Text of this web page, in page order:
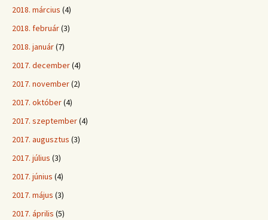
2018. március (4)
2018. február(3)
2018. január(7)
2017. december(4)
2017. november(2)
2017. október(4)
2017. szeptember(4)
2017. augusztus (3)
2017. július (3)
2017. június (4)
2017. május (3)
2017. április (5)